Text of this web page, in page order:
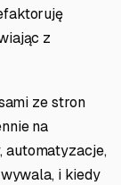
z
ze stron
na
automatyzacje,
wywala, i kiedy